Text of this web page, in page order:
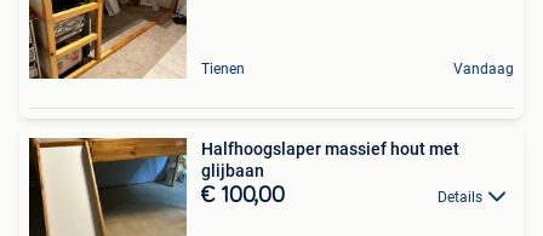
Tienen Vandaag
Halfhoogslaper massief hout met
glijbaan
€ 100,00 Details